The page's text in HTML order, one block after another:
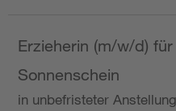
Erzieherin (m/w/d)
Sonnenschein
in unbefristeter